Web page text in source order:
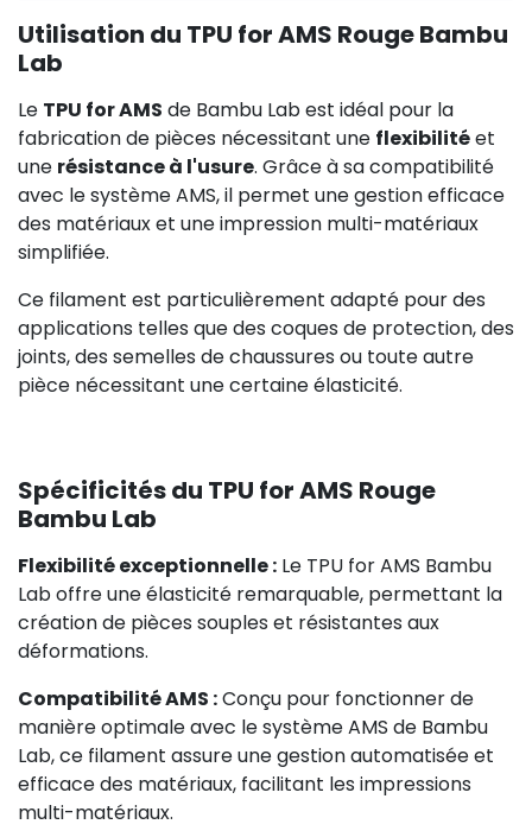
Utilisation du TPU for AMS Rouge Bambu
Lab
Le TPU for AMS de Bambu Lab est idéal pour la
fabrication de pièces nécessitant une flexibilitéet
une résistance à l'usure. Grâce à sa compatibilité
avec le système AMS, il permet une gestion efficace
des matériaux et une impression multi-matériaux
simplifiée.
Ce filament est particulièrement adapté pour des
applications telles que des coques de protection, des
joints, des semelles de chaussures ou toute autre
pièce nécessitant une certaine élasticité.
Spécificités du TPU for AMS Rouge
Bambu Lab
Flexibilité exceptionnelle : Le TPU for AMS Bambu
Lab offre une élasticité remarquable, permettant la
création de pièces souples et résistantes aux
déformations.
Compatibilité AMS :Conçu pour fonctionner de
manière optimale avec le système AMS de Bambu
Lab, ce filament assure une gestion automatisée et
efficace des matériaux, facilitant les impressions
multi-matériaux.